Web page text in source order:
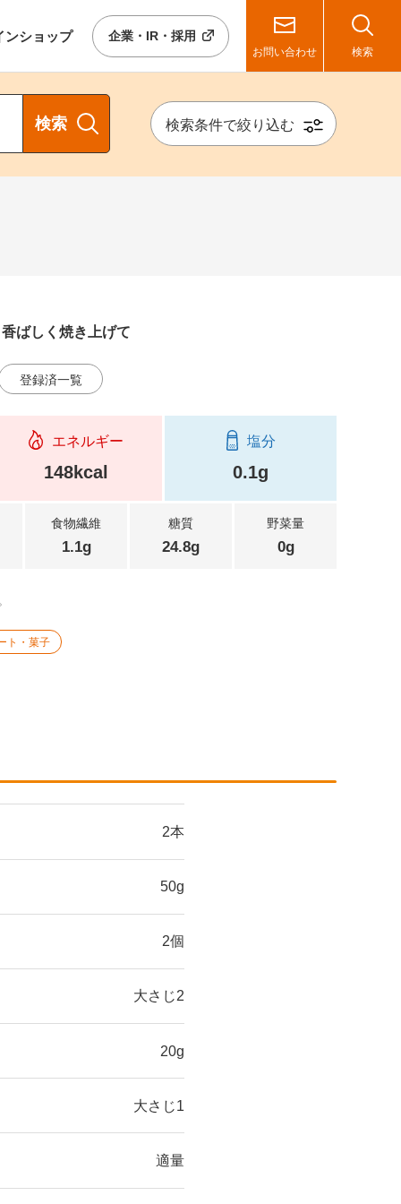
ンショップ 企業・IR・採用
お問い合わせ 検索
検索 検索条件で絞り込む
ばしく焼き上げて
登録済一覧
エネルギー
148kcal
塩分
0.1g
食物繊維
1.1g
糖質
24.8g
野菜量
0g
ト・菓子
2本
50g
2個
大さじ2
20g
大さじ1
適量